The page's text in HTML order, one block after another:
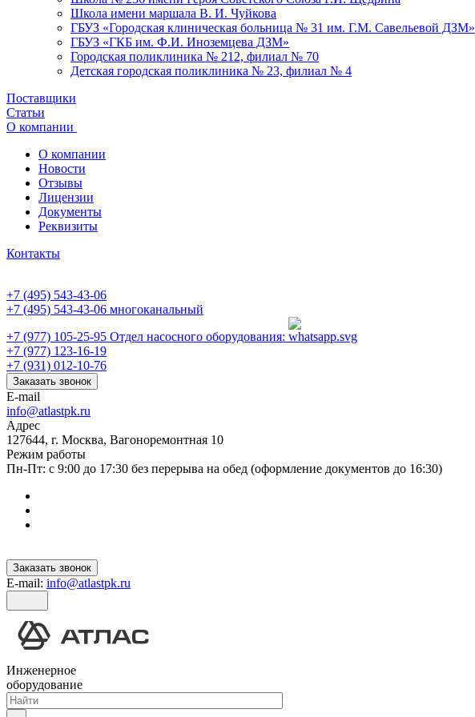
Школа имени маршала В. И. Чуйкова
ГБУЗ «Городская клиническая больница № 31 им. Г.М. Савельевой ДЗМ»
ГБУЗ «ГКБ им. Ф.И. Иноземцева ДЗМ»
Городская поликлиника № 212, филиал № 70
Детская городская поликлиника № 23, филиал № 4
Поставщики
Статьи
О компании
О компании
Новости
Отзывы
Лицензии
Документы
Реквизиты
Контакты
+7 (495) 543-43-06
+7 (495) 543-43-06 многоканальный
+7 (977) 105-25-95 Отдел насосного оборудования:
+7 (977) 123-16-19
+7 (931) 012-10-76
Заказать звонок
E-mail
info@atlastpk.ru
Адрес
127644, г. Москва, Вагоноремонтная 10
Режим работы
Пн-Пт: с 9:00 до 17:30 без перерыва на обед (оформление документов до 16:30)
Заказать звонок
E-mail: info@atlastpk.ru
Инженерное
оборудование